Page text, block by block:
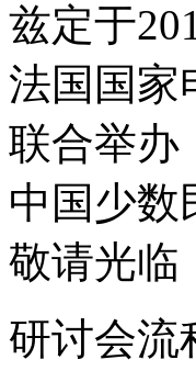
兹定于
法国国家
联合举办
中国少数
敬请光临
研讨会流